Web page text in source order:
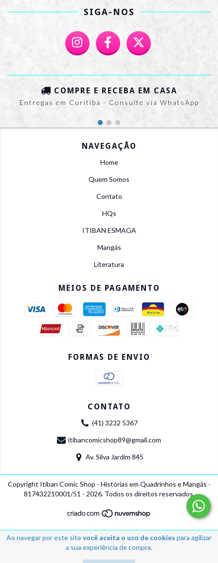
Ao navegar por este sitevocê aceita o uso de cookies para agilizar
a sua experiência de compra.
SIGA-NOS
COMPRE E RECEBA EM CASA
Entregas em Curitiba - Consulte via WhatsApp
NAVEGAÇÃO
Home
Quem Somos
Contato
HQs
ITIBAN ESMAGA
Mangás
Literatura
MEIOS DE PAGAMENTO
FORMAS DE ENVIO
CONTATO
(41) 3232 5367
itibancomicshop89@gmail.com
Av. Silva Jardim 845
Copyright Itiban Comic Shop - Histórias em Quadrinhos e Mangás -
817432210001/51 - 2026. Todos os direitos reservados.